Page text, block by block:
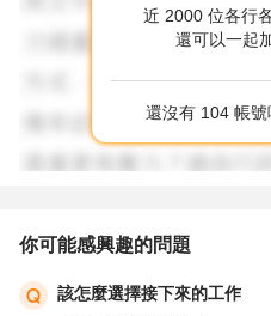
近 2000 位各行
還可以一起
還沒有 104 帳號
你可能感興趣的問題
該怎麼選擇接下來的工作